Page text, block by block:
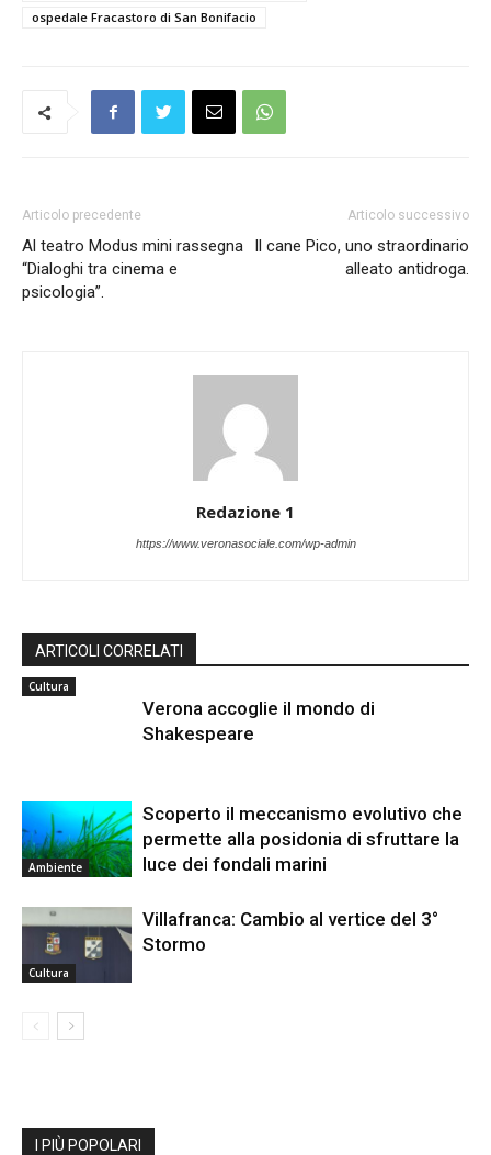
ospedale Fracastoro di San Bonifacio
Articolo precedente
Al teatro Modus mini rassegna
“Dialoghi tra cinema e
psicologia”.
Articolo successivo
Il cane Pico, uno straordinario
alleato antidroga.
Redazione 1
https://www.veronasociale.com/wp-admin
ARTICOLI CORRELATI
Cultura
Verona accoglie il mondo di
Shakespeare
Ambiente
Scoperto il meccanismo evolutivo che
permette alla posidonia di sfruttare la
luce dei fondali marini
Cultura
Villafranca: Cambio al vertice del 3°
Stormo
I PIÙ POPOLARI